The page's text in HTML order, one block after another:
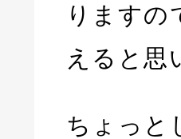
りますの
えると思
ちょっと